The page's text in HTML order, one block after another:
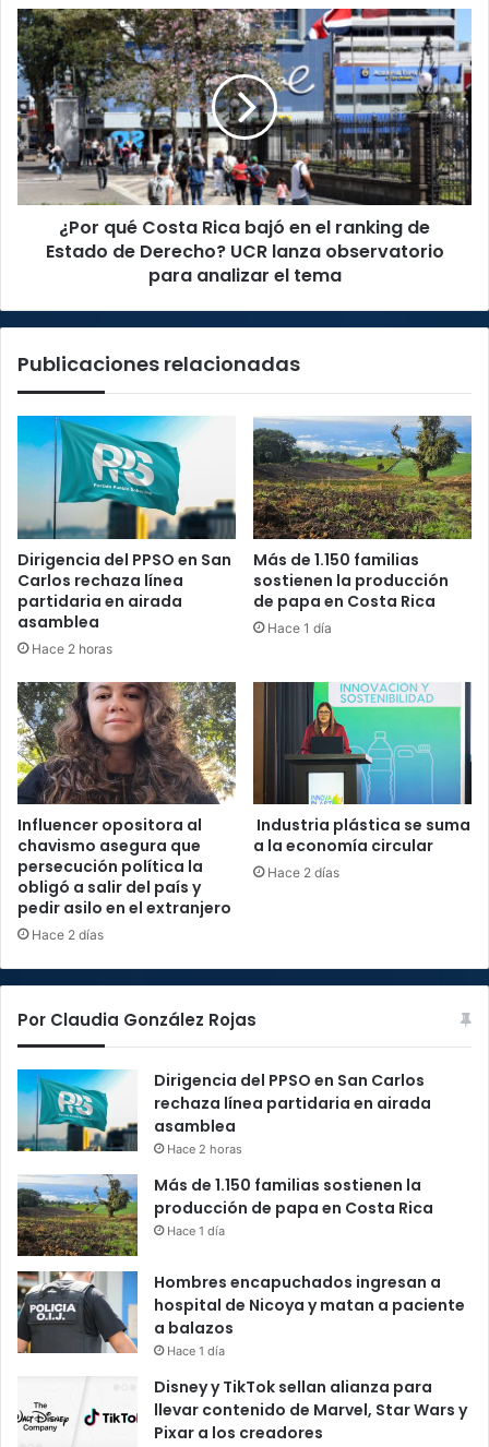
impone
tarifas
del
30%
¿Por
qué
Costa
Rica
bajó
en
el
ranking
de
lanza
para
¿Por qué Costa Rica bajó en el ranking de
Estado de Derecho? UCR lanza observatorio
para analizar el tema
Publicaciones relacionadas
Dirigencia del PPSO en San
Carlos rechaza línea
partidaria en airada
asamblea
Hace 2 horas
Más de 1.150 familias
sostienen la producción
de papa en Costa Rica
Hace 1 día
Influencer opositora al
chavismo asegura que
persecución política la
obligó a salir del país y
pedir asilo en el extranjero
Hace 2 días
Industria plástica se suma
a la economía circular
Hace 2 días
Por Claudia González Rojas
Dirigencia del PPSO en San Carlos
rechaza línea partidaria en airada
asamblea
Hace 2 horas
Más de 1.150 familias sostienen la
producción de papa en Costa Rica
Hace 1 día
Hombres encapuchados ingresan a
hospital de Nicoya y matan a paciente
a balazos
Hace 1 día
Disney y TikTok sellan alianza para
llevar contenido de Marvel, Star Wars y
Pixar a los creadores